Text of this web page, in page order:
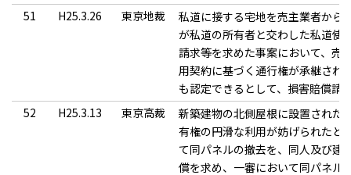
51
H25.3.26 東京地裁
私道に接する宅地を売主業者から
が私道の所有者と交わした私道使
請求等を求めた事案において、売
用契約に基づく通行権が承継され
も認定できるとして、損害賠償請
52
H25.3.13 東京高裁
新築建物の北側屋根に設置された
有権の円滑な利用が妨げられたと
て同パネルの撤去を、同人及び建
償を求め、一審において同パネル